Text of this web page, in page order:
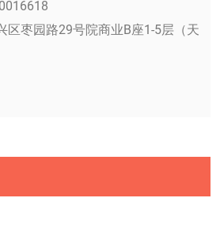
区枣园路29号院商业B座1-5层（天